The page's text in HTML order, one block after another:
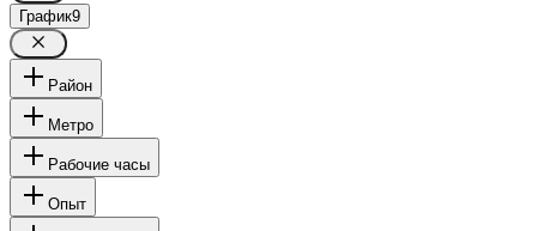
График9
Район
Метро
Рабочие часы
Опыт